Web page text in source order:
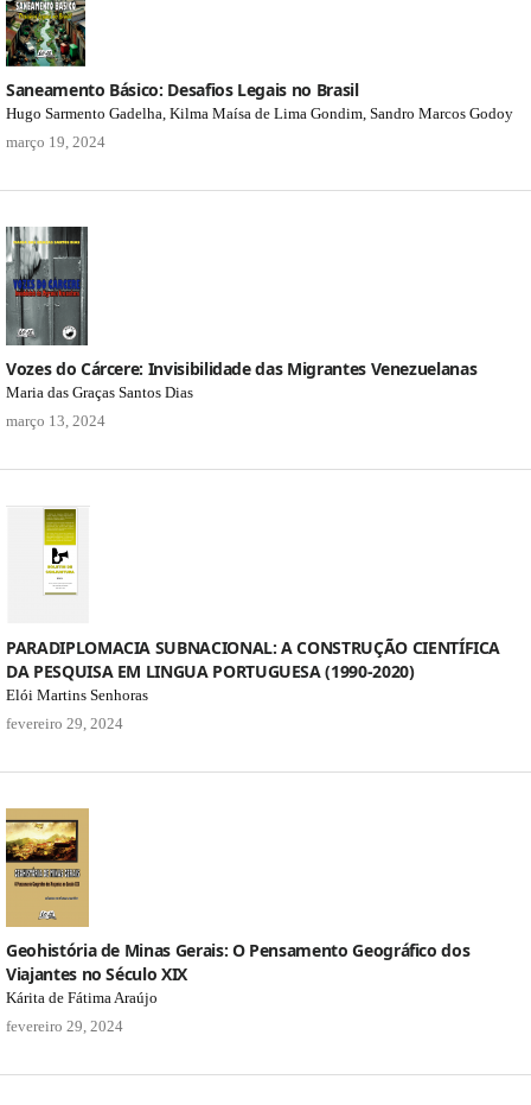
Saneamento Básico: Desafios Legais no Brasil
Hugo Sarmento Gadelha, Kilma Maísa de Lima Gondim, Sandro Marcos Godoy
março 19, 2024
Vozes do Cárcere: Invisibilidade das Migrantes Venezuelanas
Maria das Graças Santos Dias
março 13, 2024
PARADIPLOMACIA SUBNACIONAL: A CONSTRUÇÃO CIENTÍFICA
DA PESQUISA EM LINGUA PORTUGUESA (1990-2020)
Elói Martins Senhoras
fevereiro 29, 2024
Geohistória de Minas Gerais: O Pensamento Geográfico dos
Viajantes no Século XIX
Kárita de Fátima Araújo
fevereiro 29, 2024